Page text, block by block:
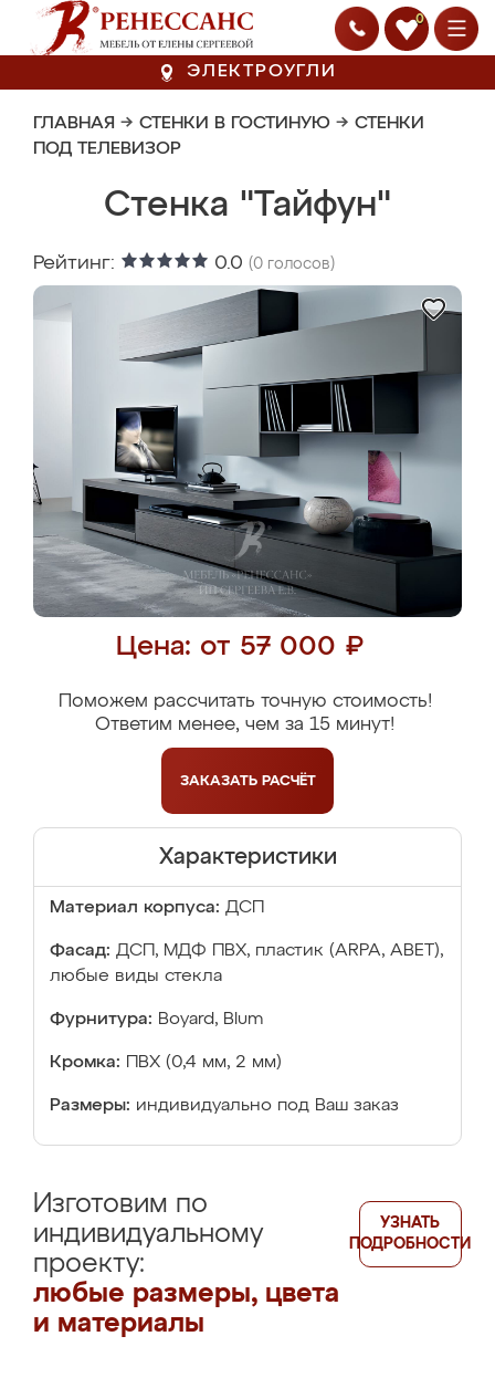
0
ЭЛЕКТРОУГЛИ
ГЛАВНАЯ → СТЕНКИ В ГОСТИНУЮ → СТЕНКИ
ПОД ТЕЛЕВИЗОР
Стенка "Тайфун"
Рейтинг: 0.0 (0 голосов)
Цена: от 57 000 ₽
Поможем рассчитать точную стоимость!
Ответим менее, чем за 15 минут!
ЗАКАЗАТЬ РАСЧЁТ
Характеристики
Материал корпуса: ДСП
Фасад: ДСП, МДФ ПВХ, пластик (ARPA, ABET),
любые виды стекла
Фурнитура: Boyard, Blum
Кромка: ПВХ (0,4 мм, 2 мм)
Размеры: индивидуально под Ваш заказ
Изготовим по
индивидуальному
проекту:
любые размеры, цвета
и материалы
УЗНАТЬ
ПОДРОБНОСТИ